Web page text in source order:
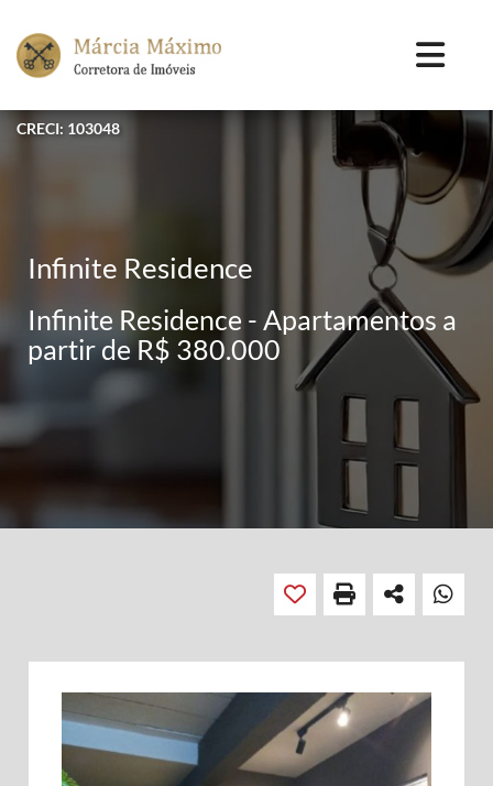
CRECI: 103048
Infinite Residence
Infinite Residence - Apartamentos a
partir de R$ 380.000